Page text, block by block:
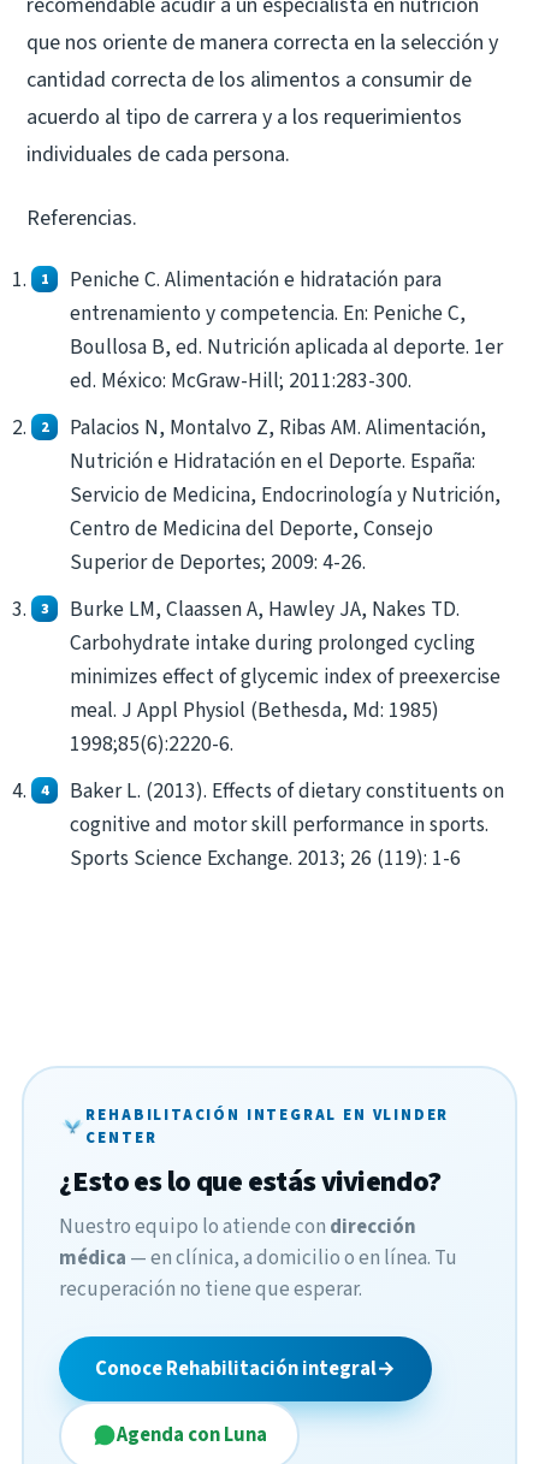
que nos oriente de manera correcta en la selección y
cantidad correcta de los alimentos a consumir de
acuerdo al tipo de carrera y a los requerimientos
individuales de cada persona.
Referencias.
Peniche C. Alimentación e hidratación para
entrenamiento y competencia. En: Peniche C,
Boullosa B, ed. Nutrición aplicada al deporte. 1er
ed. México: McGraw-Hill; 2011:283-300.
Palacios N, Montalvo Z, Ribas AM. Alimentación,
Nutrición e Hidratación en el Deporte. España:
Servicio de Medicina, Endocrinología y Nutrición,
Centro de Medicina del Deporte, Consejo
Superior de Deportes; 2009: 4-26.
Burke LM, Claassen A, Hawley JA, Nakes TD.
Carbohydrate intake during prolonged cycling
minimizes effect of glycemic index of preexercise
meal. J Appl Physiol (Bethesda, Md: 1985)
1998;85(6):2220-6.
Baker L. (2013). Effects of dietary constituents on
cognitive and motor skill performance in sports.
Sports Science Exchange. 2013; 26 (119): 1-6
REHABILITACIÓN INTEGRAL EN VLINDER
CENTER
¿Esto es lo que estás viviendo?
Nuestro equipo lo atiende con dirección
médica — en clínica, a domicilio o en línea. Tu
recuperación no tiene que esperar.
Conoce Rehabilitación integral→
Agenda con Luna